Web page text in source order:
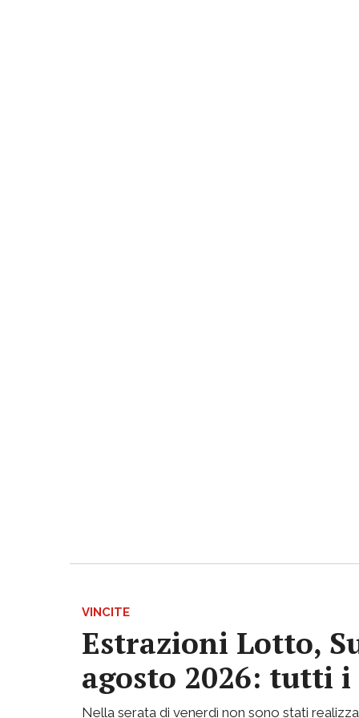
VINCITE
Estrazioni Lotto,
agosto 2026: tutti
Nella serata di venerdì non sono stati